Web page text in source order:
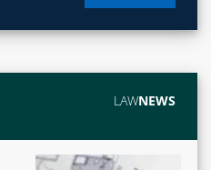
LAWNEWS